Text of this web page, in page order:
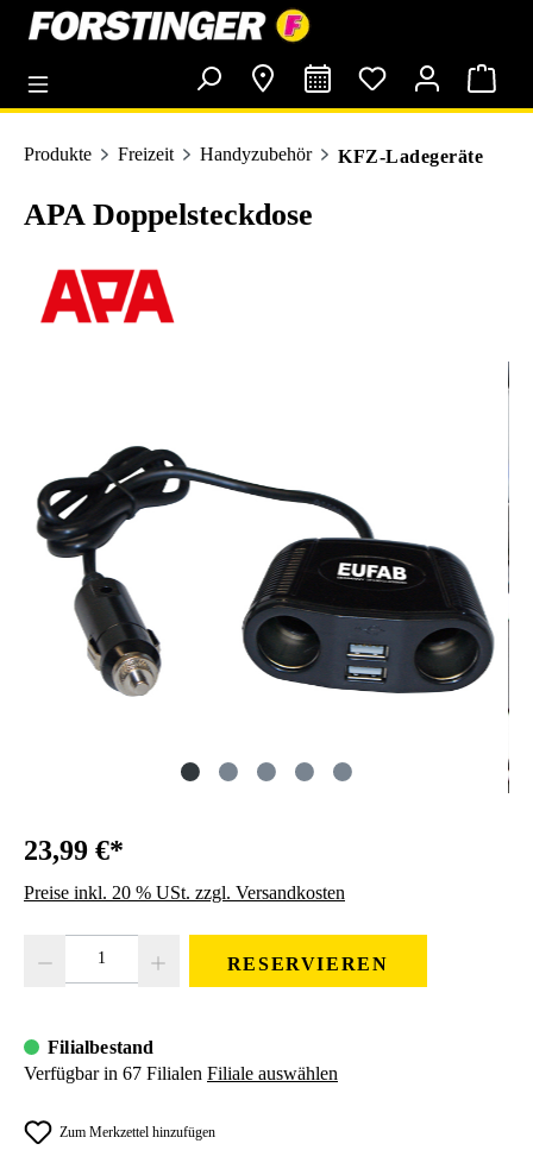
springen
Produkte Freizeit Handyzubehör KFZ-Ladegeräte
APA Doppelsteckdose
23,99 €*
Preise inkl. 20 % USt. zzgl. Versandkosten
RESERVIEREN
Filialbestand
Verfügbar in 67 Filialen Filiale auswählen
Zum Merkzettel hinzufügen